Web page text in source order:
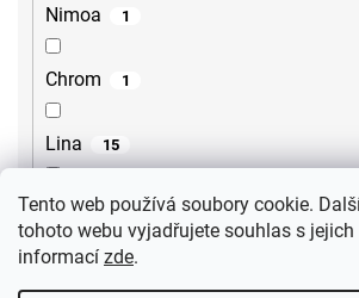
Tento web používá soubory cookie.
tohoto webu vyjadřujete souhlas s
informací zde.
Nimoa 1
Chrom 1
Lina 15
Lore 2